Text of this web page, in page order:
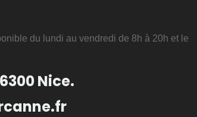
du lundi au vendredi de 8h à 20h et le
Nice.